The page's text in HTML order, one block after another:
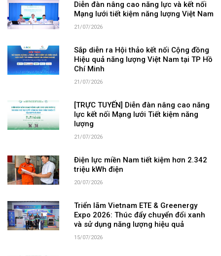
Diễn đàn nâng cao năng lực và kết nối
Mạng lưới tiết kiệm năng lượng Việt Nam
21/07/2026
Sắp diễn ra Hội thảo kết nối Cộng đồng
Hiệu quả năng lượng Việt Nam tại TP Hồ
Chí Minh
21/07/2026
[TRỰC TUYẾN] Diễn đàn nâng cao năng
lực kết nối Mạng lưới Tiết kiệm năng
lượng
21/07/2026
Điện lực miền Nam tiết kiệm hơn 2.342
triệu kWh điện
20/07/2026
Triển lãm Vietnam ETE & Greenergy
Expo 2026: Thúc đẩy chuyển đổi xanh
và sử dụng năng lượng hiệu quả
15/07/2026